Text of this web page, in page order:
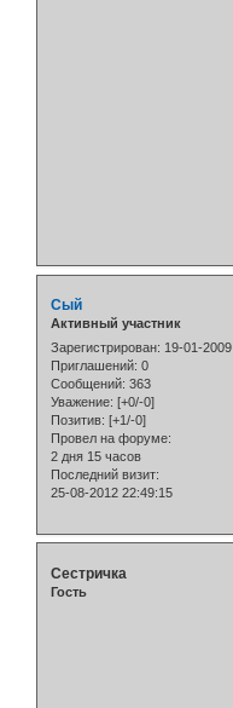
Сый
Активный участник
Зарегистрирован: 19-01-2009
Приглашений: 0
Сообщений: 363
Уважение: [+0/-0]
Позитив: [+1/-0]
Провел на форуме:
2 дня 15 часов
Последний визит:
25-08-2012 22:49:15
Сестричка
Гость